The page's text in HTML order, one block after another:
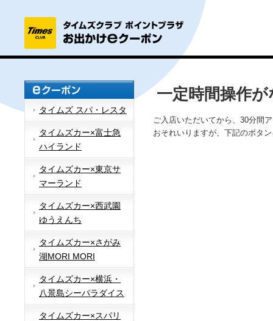
タイムズ スパ・レスタ
タイムズカー×富士急
ハイランド
タイムズカー×東京サ
マーランド
タイムズカー×西武園
ゆうえんち
タイムズカー×さがみ
湖MORI MORI
タイムズカー×横浜・
八景島シーパラダイス
タイムズカー×スパリ
一定時間操作
ご入店いただいてから、30分間
おそれいりますが、下記のボタ